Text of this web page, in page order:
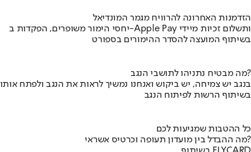
הזדמנות האחרונה להרוויח מגמר המונדיאל
יחסי הימור משופרים, הפקדות ב-Apple Pay ותשלום זכיות מיידי
בשיתוף המועצה להסדר ההימורים בספורט
מה מבטיח נתניהו לתושבי הנגב?
בנגב יש צמיחה, יש ביקוש ואנחנו נמשיך לראות את הנגב ולפתח אותו
בשיתוף הרשות לפיתוח הנגב
כל ההטבות שמגיעות לכם
מה ההבדל בין מועדון תעופה וכרטיס אשראי?